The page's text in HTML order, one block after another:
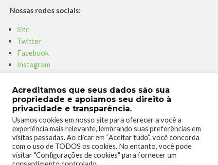
Nossas redes sociais:
Site
Twitter
Facebook
Instagram
Youtube
Twitch
Parceiro – Xboxmania
Site
Facebook
Twitter
Instagram
Acreditamos que seus dados são sua
propriedade e apoiamos seu direito à
privacidade e transparência.
Usamos cookies em nosso site para oferecer a você a
experiência mais relevante, lembrando suas preferências em
visitas passadas. Ao clicar em “Aceitar tudo”, você concorda
com o uso de TODOS os cookies. No entanto, você pode
visitar "Configurações de cookies" para fornecer um